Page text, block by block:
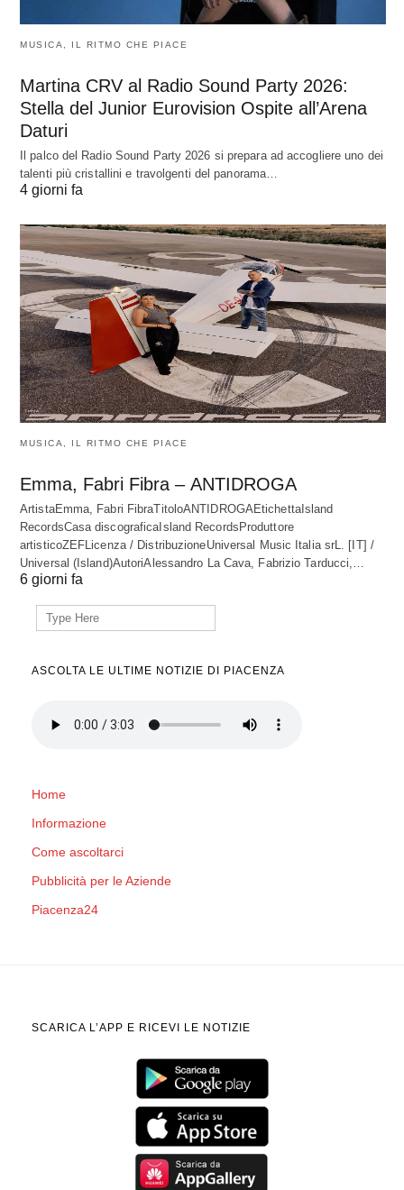
MUSICA, IL RITMO CHE PIACE
Martina CRV al Radio Sound Party 2026:
Stella del Junior Eurovision Ospite all’Arena
Daturi
Il palco del Radio Sound Party 2026 si prepara ad accogliere uno dei
talenti più cristallini e travolgenti del panorama…
4 giorni fa
MUSICA, IL RITMO CHE PIACE
Emma, Fabri Fibra – ANTIDROGA
ArtistaEmma, Fabri FibraTitoloANTIDROGAEtichettaIsland
RecordsCasa discograficaIsland RecordsProduttore
artisticoZEFLicenza / DistribuzioneUniversal Music Italia srL. [IT] /
Universal (Island)AutoriAlessandro La Cava, Fabrizio Tarducci,…
6 giorni fa
Search
for:
ASCOLTA LE ULTIME NOTIZIE DI PIACENZA
Home
Informazione
Come ascoltarci
Pubblicità per le Aziende
Piacenza24
SCARICA L’APP E RICEVI LE NOTIZIE